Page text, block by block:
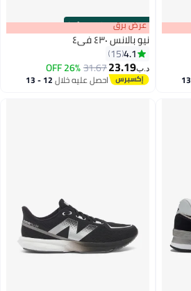
12 - 13
00m:00s
·
100% Left عرض برق
نيو بالانس ٤٣٠ في٤
4.1
15
د.ب‏23.19
31.67
26% OFF
احصل عليه خلال 12 - 13